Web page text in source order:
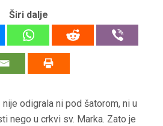
Širi dalje
nije odigrala ni pod šatorom, ni u
nego u crkvi sv. Marka. Zato je